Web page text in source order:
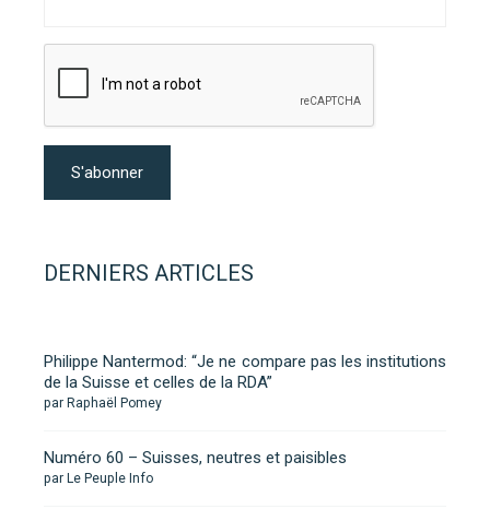
DERNIERS ARTICLES
Philippe Nantermod: “Je ne compare pas les institutions
de la Suisse et celles de la RDA”
par Raphaël Pomey
Numéro 60 – Suisses, neutres et paisibles
par Le Peuple Info